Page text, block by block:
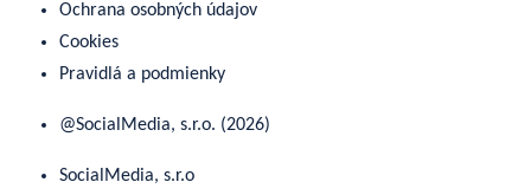
Ochrana osobných údajov
Cookies
Pravidlá a podmienky
@SocialMedia, s.r.o. (2026)
SocialMedia, s.r.o